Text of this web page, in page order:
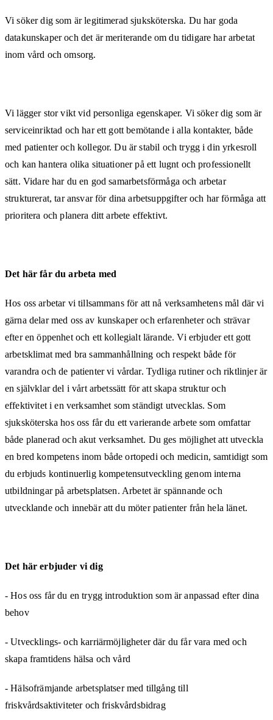
Vi söker dig som är legitimerad sjuksköterska. Du har goda
datakunskaper och det är meriterande om du tidigare har arbetat
inom vård och omsorg.
Vi lägger stor vikt vid personliga egenskaper. Vi söker dig som är
serviceinriktad och har ett gott bemötande i alla kontakter, både
med patienter och kollegor. Du är stabil och trygg i din yrkesroll
och kan hantera olika situationer på ett lugnt och professionellt
sätt. Vidare har du en god samarbetsförmåga och arbetar
strukturerat, tar ansvar för dina arbetsuppgifter och har förmåga att
prioritera och planera ditt arbete effektivt.
Det här får du arbeta med
Hos oss arbetar vi tillsammans för att nå verksamhetens mål där vi
gärna delar med oss av kunskaper och erfarenheter och strävar
efter en öppenhet och ett kollegialt lärande. Vi erbjuder ett gott
arbetsklimat med bra sammanhållning och respekt både för
varandra och de patienter vi vårdar. Tydliga rutiner och riktlinjer är
en självklar del i vårt arbetssätt för att skapa struktur och
effektivitet i en verksamhet som ständigt utvecklas. Som
sjuksköterska hos oss får du ett varierande arbete som omfattar
både planerad och akut verksamhet. Du ges möjlighet att utveckla
en bred kompetens inom både ortopedi och medicin, samtidigt som
du erbjuds kontinuerlig kompetensutveckling genom interna
utbildningar på arbetsplatsen. Arbetet är spännande och
utvecklande och innebär att du möter patienter från hela länet.
Det här erbjuder vi dig
- Hos oss får du en trygg introduktion som är anpassad efter dina
behov
- Utvecklings- och karriärmöjligheter där du får vara med och
skapa framtidens hälsa och vård
- Hälsofrämjande arbetsplatser med tillgång till
friskvårdsaktiviteter och friskvårdsbidrag